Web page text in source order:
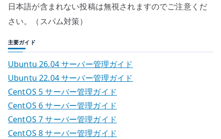
日本語が含まれない投稿は無視されますのでご注意くだ
さい。（スパム対策）
主要ガイド
Ubuntu 26.04 サーバー管理ガイド
Ubuntu 22.04 サーバー管理ガイド
CentOS 5 サーバー管理ガイド
CentOS 6 サーバー管理ガイド
CentOS 7 サーバー管理ガイド
CentOS 8 サーバー管理ガイド